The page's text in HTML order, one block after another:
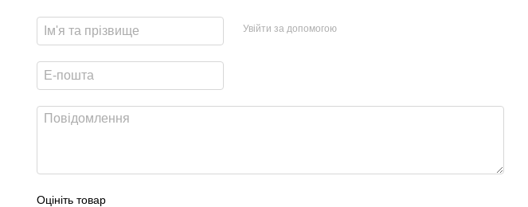
Увійти за допомогою
Оцініть товар